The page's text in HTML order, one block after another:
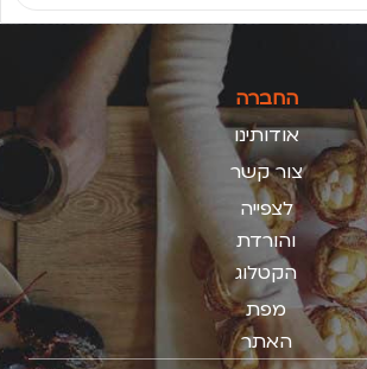
החברה
אודותינו
צור קשר
לצפייה
והורדת
הקטלוג
מפת
האתר